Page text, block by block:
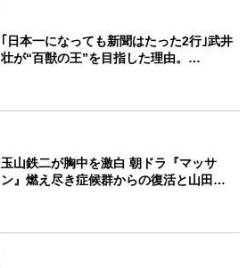
｢日本一になっても新聞はたった2行｣武井
壮が“百獣の王”を目指した理由。…
玉山鉄二が胸中を激白 朝ドラ『マッサ
ン』燃え尽き症候群からの復活と山田…